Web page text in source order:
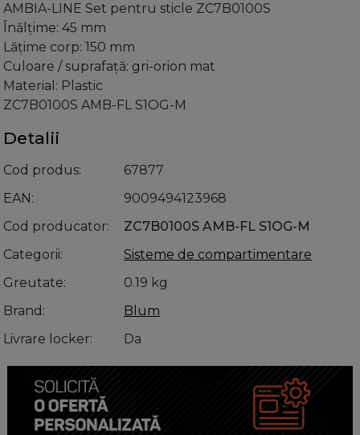
AMBIA-LINE Set pentru sticle ZC7B0100S
Înălţime: 45 mm
Lăţime corp: 150 mm
Culoare / suprafaţă: gri-orion mat
Material: Plastic
ZC7B0100S AMB-FL S1OG-M
Detalii
Cod produs
67877
EAN
9009494123968
Cod producator
ZC7B0100S AMB-FL S1OG-M
Categorii
Sisteme de compartimentare
Greutate
0.19 kg
Brand
Blum
Livrare locker
Da